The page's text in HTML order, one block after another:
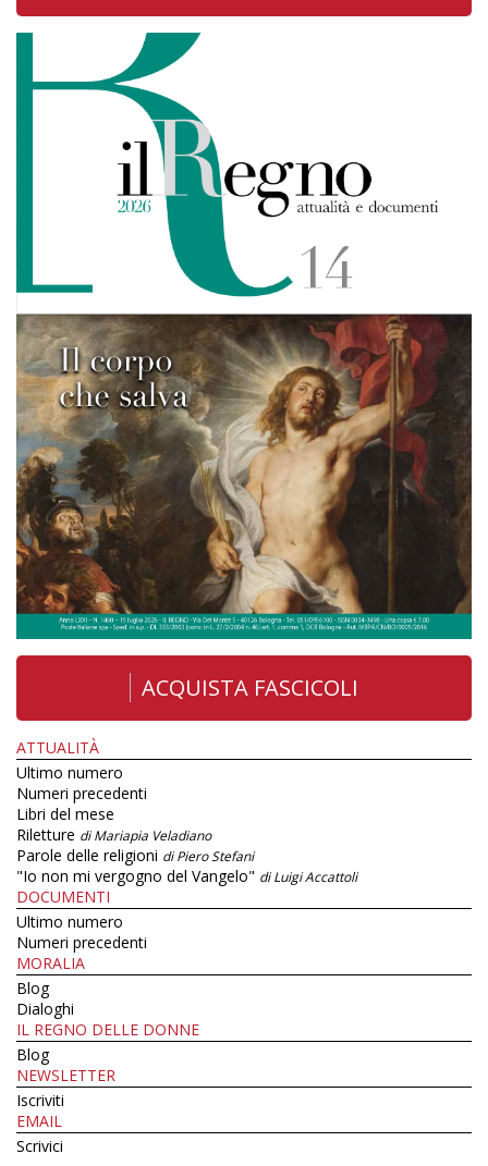
ACQUISTA FASCICOLI
ATTUALITÀ
Ultimo numero
Numeri precedenti
Libri del mese
Riletture di Mariapia Veladiano
Parole delle religioni di Piero Stefani
"Io non mi vergogno del Vangelo" di Luigi Accattoli
DOCUMENTI
Ultimo numero
Numeri precedenti
MORALIA
Blog
Dialoghi
IL REGNO DELLE DONNE
Blog
NEWSLETTER
Iscriviti
EMAIL
Scrivici